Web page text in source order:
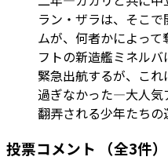
ラン・ザラは、そこ
ムが、何者かによっ
フトの新造艦ミネル
緊急出航するが、こ
過ぎなかった―大人気
翻弄される少年たちの
投票コメント （全3件）